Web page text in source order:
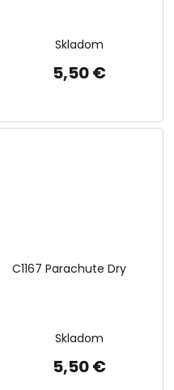
Skladom
5,50 €
C1167 Parachute Dry
Skladom
5,50 €